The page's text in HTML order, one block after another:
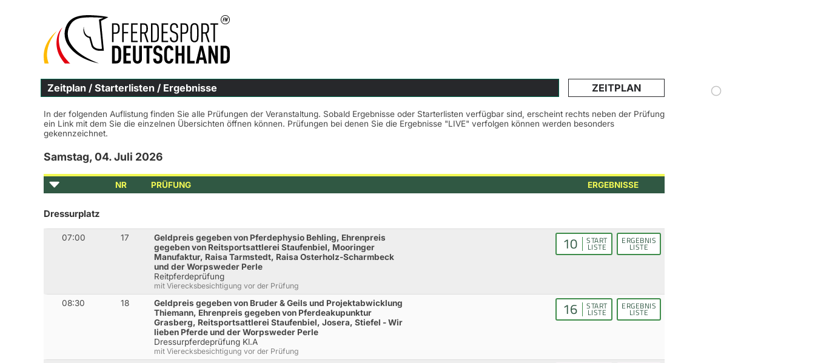
Zeitplan / Starterlisten / Ergebnisse ZEITPLAN
In der folgenden Auflistung finden Sie alle Prüfungen der Veranstaltung. Sobald Ergebnisse oder Starterlisten verfügbar sind, erscheint rechts neben der Prüfung
ein Link mit dem Sie die einzelnen Übersichten öffnen können. Prüfungen bei denen Sie die Ergebnisse "LIVE" verfolgen können werden besonders
gekennzeichnet.
Samstag, 04. Juli 2026
NR PRÜFUNG ERGEBNISSE
Dressurplatz
07:00 17
Geldpreis gegeben von Pferdephysio Behling, Ehrenpreis
gegeben von Reitsportsattlerei Staufenbiel, Mooringer
Manufaktur, Raisa Tarmstedt, Raisa Osterholz-Scharmbeck
und der Worpsweder Perle
Reitpferdeprüfung
mit Vierecksbesichtigung vor der Prüfung
10 START
LISTE
ERGEBNIS
LISTE
08:30 18
Geldpreis gegeben von Bruder & Geils und Projektabwicklung
Thiemann, Ehrenpreis gegeben von Pferdeakupunktur
Grasberg, Reitsportsattlerei Staufenbiel, Josera, Stiefel - Wir
lieben Pferde und der Worpsweder Perle
Dressurpferdeprüfung Kl.A
mit Vierecksbesichtigung vor der Prüfung
16 START
LISTE
ERGEBNIS
LISTE